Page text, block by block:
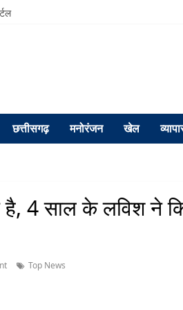
छत्तीसगढ़ मनोरंजन खेल
4 साल के लविश ने
Top News